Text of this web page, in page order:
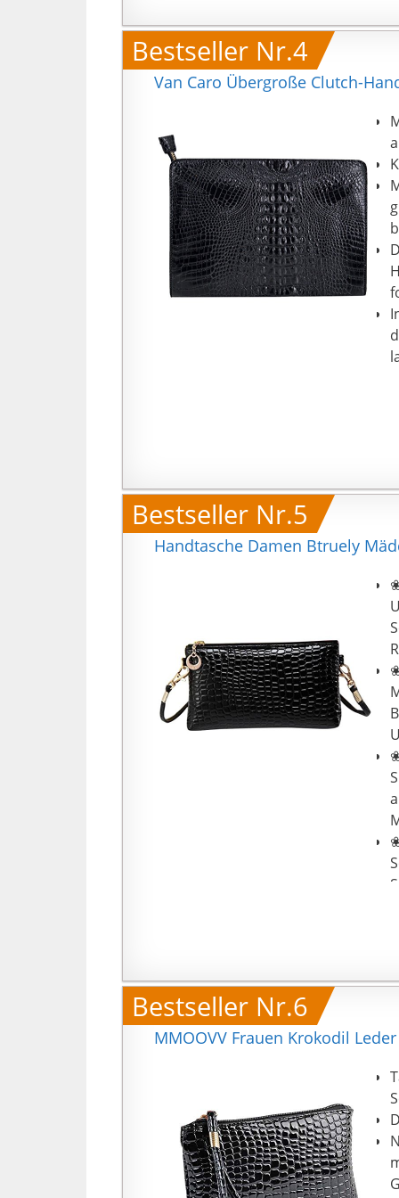
Bestseller Nr.4
Van Caro Übergroße Clutch-
Bestseller Nr.5
Handtasche Damen Btruely
Bestseller Nr.6
MMOOVV Frauen Krokodil